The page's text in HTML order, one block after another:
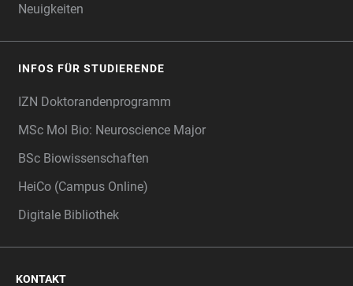
Neuigkeiten
INFOS FÜR STUDIERENDE
IZN Doktorandenprogramm
MSc Mol Bio: Neuroscience Major
BSc Biowissenschaften
HeiCo (Campus Online)
Digitale Bibliothek
KONTAKT